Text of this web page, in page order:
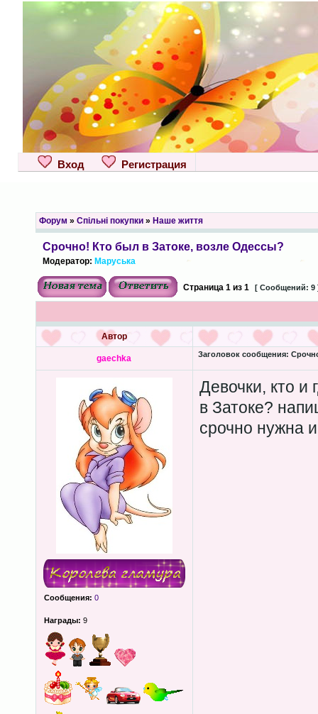
Вход Регистрация
Форум » Спільні покупки» Наше життя
Срочно! Кто был в Затоке, возле Одессы?
Модератор: Маруська
Страница 1из 1 [ Сообщений: 9
Автор
gaechka Заголовок сообщения:
Сообщения: 0
Награды: 9
Девочки, кто и
в Затоке?
срочно нужна